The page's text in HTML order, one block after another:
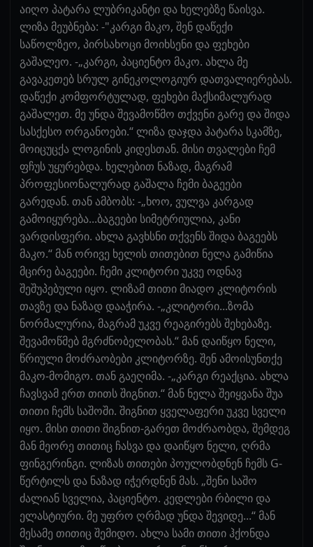
აიღო პატარა ლუბრიკანტი და ხელებზე წაისვა.
ლიზა მეუბნება: -"კარგი მაკო, შენ დაწექი
საწოლზეო, პირსახოცი მოიხსენი და ფეხები
გაშალეო. -„კარგი, პაციენტო მაკო. ახლა მე
გავაკეთებ სრულ გინეკოლოგიურ დათვალიერებას.
დაწექი კომფორტულად, ფეხები მაქსიმალურად
გაშალეთ. მე უნდა შევამოწმო თქვენი გარე და შიდა
სასქესო ორგანოები.“ ლიზა დაჯდა პატარა სკამზე,
მოიცუცქა ლოგინის კიდესთან. მისი თვალები ჩემ
ფჩუს უყურებდა. ხელებით ნაზად, მაგრამ
პროფესიონალურად გაშალა ჩემი ბაგეები
გარედან. თან ამბობს: -„ხოო, ვულვა კარგად
გამოიყურება...ბაგეები სიმეტრიულია, კანი
ვარდისფერი. ახლა გავხსნი თქვენს შიდა ბაგეებს
მაკო.“ მან ორივე ხელის თითებით ნელა გამიწია
მცირე ბაგეები. ჩემი კლიტორი უკვე ოდნავ
შეშუპებული იყო. ლიზამ თითი მიადო კლიტორის
თავზე და ნაზად დააჭირა. -„კლიტორი...ზომა
ნორმალურია, მაგრამ უკვე რეაგირებს შეხებაზე.
შევამოწმებ მგრძნობელობას.“ მან დაიწყო ნელი,
წრიული მოძრაობები კლიტორზე. შენ ამოისუნთქე
მაკო-მომიგო. თან გაეღიმა. -„კარგი რეაქცია. ახლა
ჩავსვამ ერთ თითს შიგნით.“ მან ნელა შეიყვანა შუა
თითი ჩემს საშოში. შიგნით ყველაფერი უკვე სველი
იყო. მისი თითი შიგნით-გარეთ მოძრაობდა, შემდეგ
მან მეორე თითიც ჩასვა და დაიწყო ნელი, ღრმა
ფინგერინგი. ლიზას თითები პოულობდნენ ჩემს G-
წერტილს და ნაზად იჭერდნენ მას. „შენი საშო
ძალიან სველია, პაციენტო. კედლები რბილი და
ელასტიური. მე უფრო ღრმად უნდა შევიდე...“ მან
მესამე თითიც შემიდო. ახლა სამი თითი ჰქონდა